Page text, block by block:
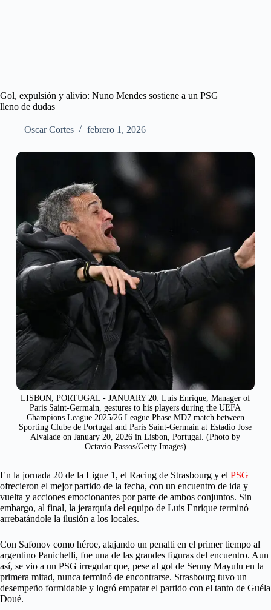
Gol, expulsión y alivio: Nuno Mendes sostiene a un PSG
lleno de dudas
Oscar Cortes febrero 1, 2026
LISBON, PORTUGAL - JANUARY 20: Luis Enrique, Manager of
Paris Saint-Germain, gestures to his players during the UEFA
Champions League 2025/26 League Phase MD7 match between
Sporting Clube de Portugal and Paris Saint-Germain at Estadio Jose
Alvalade on January 20, 2026 in Lisbon, Portugal. (Photo by
Octavio Passos/Getty Images)
En la jornada 20 de la Ligue 1, el Racing de Strasbourg y el PSG
ofrecieron el mejor partido de la fecha, con un encuentro de ida y
vuelta y acciones emocionantes por parte de ambos conjuntos. Sin
embargo, al final, la jerarquía del equipo de Luis Enrique terminó
arrebatándole la ilusión a los locales.
Con Safonov como héroe, atajando un penalti en el primer tiempo al
argentino Panichelli, fue una de las grandes figuras del encuentro. Aun
así, se vio a un PSG irregular que, pese al gol de Senny Mayulu en la
primera mitad, nunca terminó de encontrarse. Strasbourg tuvo un
desempeño formidable y logró empatar el partido con el tanto de Guéla
Doué.